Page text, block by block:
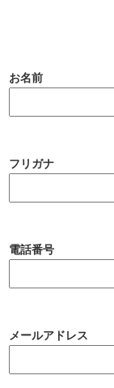
お名前
フリガナ
電話番号
メールアドレス